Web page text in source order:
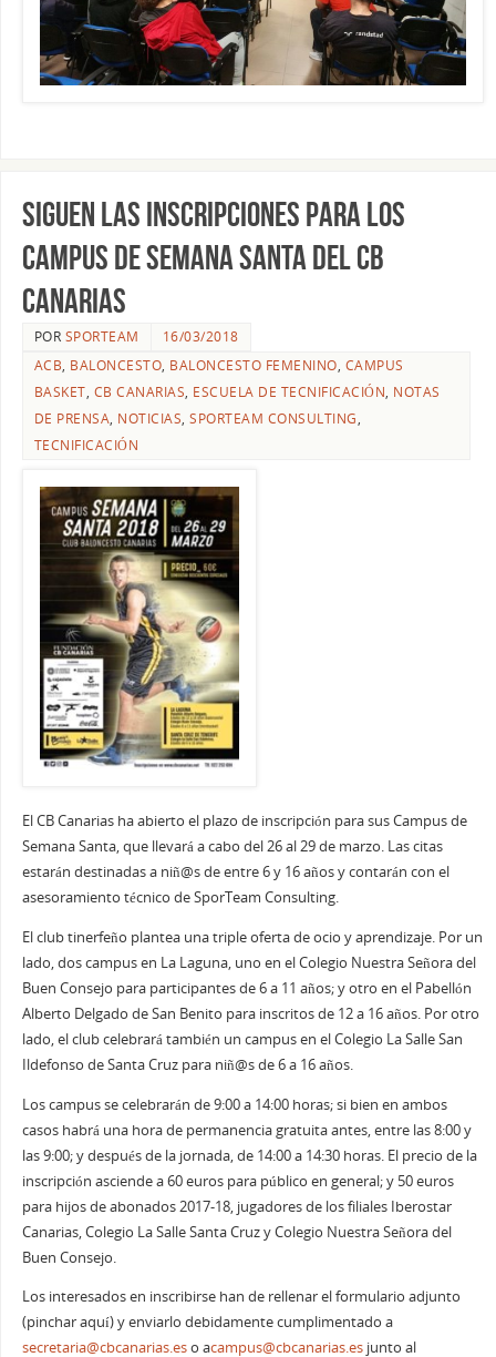
Siguen las inscripciones para los
Campus de Semana Santa del CB
Canarias
POR SPORTEAM
16/03/2018
ACB, BALONCESTO, BALONCESTO FEMENINO, CAMPUS
BASKET, CB CANARIAS, ESCUELA DE TECNIFICACIÓN, NOTAS
DE PRENSA, NOTICIAS,SPORTEAM CONSULTING,
TECNIFICACIÓN
El CB Canarias ha abierto el plazo de inscripción para sus Campus de
Semana Santa, que llevará a cabo del 26 al 29 de marzo. Las citas
estarán destinadas a niñ@s de entre 6 y 16 años y contarán con el
asesoramiento técnico de SporTeam Consulting.
El club tinerfeño plantea una triple oferta de ocio y aprendizaje. Por un
lado, dos campus en La Laguna, uno en el Colegio Nuestra Señora del
Buen Consejo para participantes de 6 a 11 años; y otro en el Pabellón
Alberto Delgado de San Benito para inscritos de 12 a 16 años. Por otro
lado, el club celebrará también un campus en el Colegio La Salle San
Ildefonso de Santa Cruz para niñ@s de 6 a 16 años.
Los campus se celebrarán de 9:00 a 14:00 horas; si bien en ambos
casos habrá una hora de permanencia gratuita antes, entre las 8:00 y
las 9:00; y después de la jornada, de 14:00 a 14:30 horas. El precio de la
inscripción asciende a 60 euros para público en general; y 50 euros
para hijos de abonados 2017-18, jugadores de los filiales Iberostar
Canarias, Colegio La Salle Santa Cruz y Colegio Nuestra Señora del
Buen Consejo.
Los interesados en inscribirse han de rellenar el formulario adjunto
(pinchar aquí) y enviarlo debidamente cumplimentado a
secretaria@cbcanarias.eso acampus@cbcanarias.esjunto al